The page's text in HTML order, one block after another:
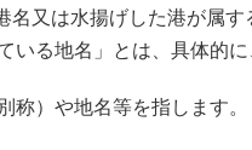
名又は水揚げした港が属す
いる地名」とは、具体的
称）や地名等を指します。